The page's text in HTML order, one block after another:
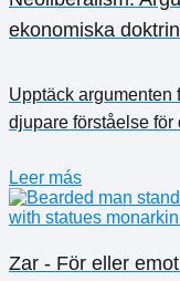
ekonomiska
Upptäck argumenten
djupare förståelse för
Leer más
Zar - För eller